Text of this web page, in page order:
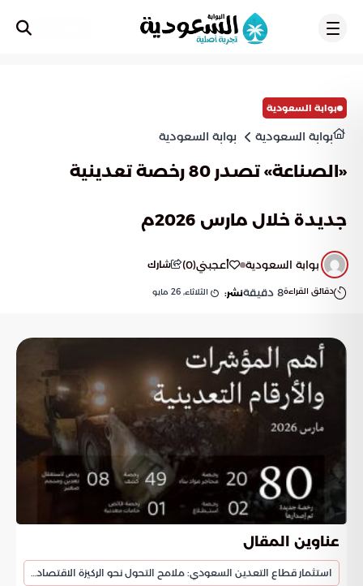
بوابة السعودية
بوابة السعودية بوابة السعودية
«الصناعة» تصدر 80 رخصة تعدينية
جديدة خلال مارس 2026م
بوابة السعودية أعجبني(
0
) شارك
دقائق القراءة8 دقيقةنشر: الثلاثاء, 26 مايو
عناوين المقال
استثمار قطاع التعدين السعودي: ملامح التحول نحو الركيزة الاقتصادية الثالثة